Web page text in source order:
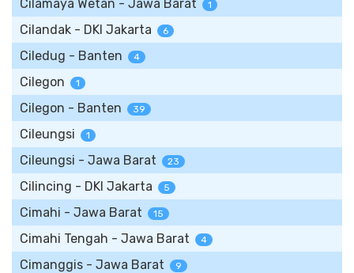
Cilamaya Wetan - Jawa Barat 1
Cilandak - DKI Jakarta 6
Ciledug - Banten 4
Cilegon 1
Cilegon - Banten 39
Cileungsi 1
Cileungsi - Jawa Barat 23
Cilincing - DKI Jakarta 5
Cimahi - Jawa Barat 15
Cimahi Tengah - Jawa Barat 4
Cimanggis - Jawa Barat 9